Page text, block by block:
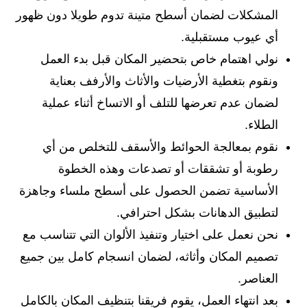
المشكلات لضمان أسطح متينة تدوم طويلا دون ظهور
أي عيوب مستقبلية.
نولي اهتمام خاص بتحضير المكان قبل بدء العمل
ونقوم بتغطية الأرضيات والأثاث والأرفف بعناية
لضمان عدم تعرضها للتلف أو الاتساخ أثناء عملية
الطلاء.
نقوم بمعالجة الحوائط والأسقف للتخلص من أي
رطوبة أو تشققات أو تصدعات وهذه الخطوة
الأساسية تضمن الحصول على أسطح ملساء وجاهزة
لتطبيق الدهانات بشكل احترافي.
نحن نعمل على اختيار وتنفيذ الألوان التي تتناسب مع
تصميم المكان وأثاثه، لضمان انسجام كامل بين جميع
العناصر.
بعد انتهاء العمل، يقوم فريقنا بتنظيف المكان بالكامل